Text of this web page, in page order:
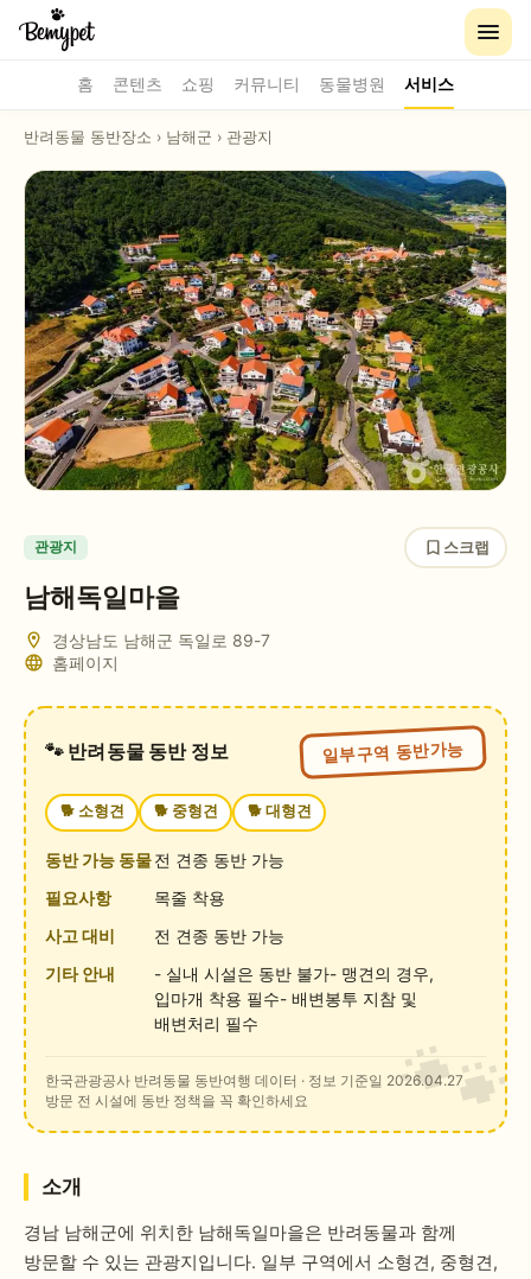
홈 콘텐츠 쇼핑 커뮤니티 동물병원 서비스
반려동물 동반장소 › 남해군 › 관광지
관광지 스크랩
남해독일마을
경상남도 남해군 독일로 89-7
홈페이지
🐾 반려동물 동반 정보 일부구역 동반가능
🐕 소형견 🐕 중형견 🐕 대형견
동반 가능 동물전 견종 동반 가능
필요사항
목줄 착용
사고 대비
전 견종 동반 가능
기타 안내
- 실내 시설은 동반 불가- 맹견의 경우,
입마개 착용 필수- 배변봉투 지참 및
배변처리 필수
한국관광공사 반려동물 동반여행 데이터 · 정보 기준일 2026.04.27
방문 전 시설에 동반 정책을 꼭 확인하세요
소개
경남 남해군에 위치한 남해독일마을은 반려동물과 함께
방문할 수 있는 관광지입니다. 일부 구역에서 소형견, 중형견,